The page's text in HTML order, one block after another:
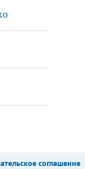
соглашение